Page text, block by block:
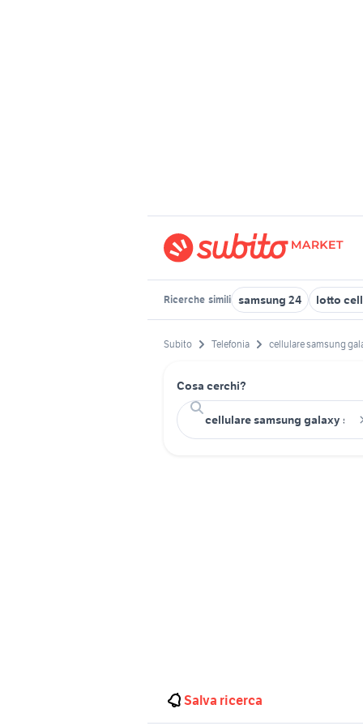
Ricerche simili samsung 24 lotto
Subito Telefonia cellulare samsung
Cosa cerchi?
Salva ricerca